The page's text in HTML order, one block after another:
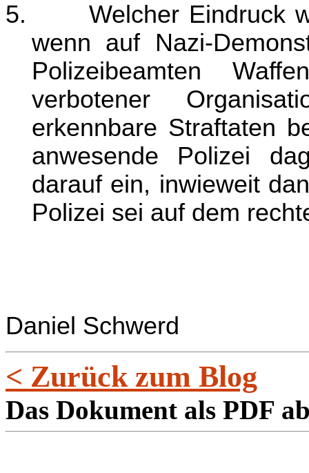
5.
Welcher Eindruck
wenn auf Nazi-
Polizeibeamten
verbotener
erkennbare Straftaten
anwesende Polizei
darauf ein, inwieweit
Polizei sei auf dem
Daniel Schwerd
< Zurück zum Blog
Das Dokument als PDF